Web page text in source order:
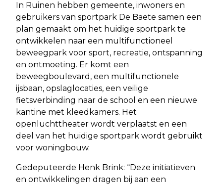
In Ruinen hebben gemeente, inwoners en
gebruikers van sportpark De Baete samen een
plan gemaakt om het huidige sportpark te
ontwikkelen naar een multifunctioneel
beweegpark voor sport, recreatie, ontspanning
en ontmoeting. Er komt een
beweegboulevard, een multifunctionele
ijsbaan, opslaglocaties, een veilige
fietsverbinding naar de school en een nieuwe
kantine met kleedkamers. Het
openluchttheater wordt verplaatst en een
deel van het huidige sportpark wordt gebruikt
voor woningbouw.
Gedeputeerde Henk Brink: “Deze initiatieven
en ontwikkelingen dragen bij aan een